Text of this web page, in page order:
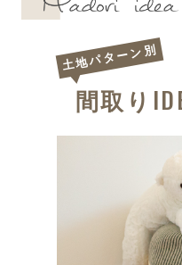
土地パターン別
間取り